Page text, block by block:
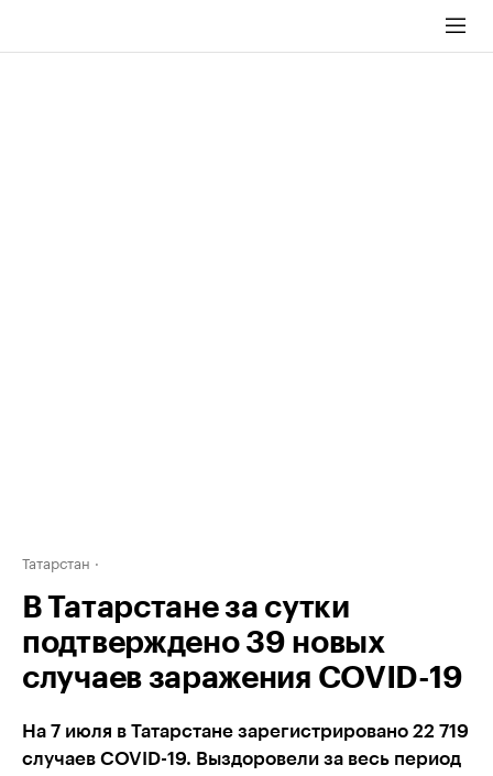
Татарстан
В Татарстане за сутки
подтверждено 39 новых
случаев заражения COVID-19
На 7 июля в Татарстане зарегистрировано 22 719
случаев COVID-19. Выздоровели за весь период